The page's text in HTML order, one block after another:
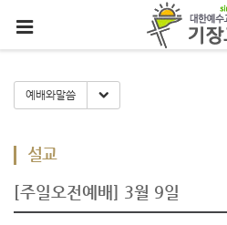
예배와말씀 Toggle Dropdown
설교
[주일오전예배] 3월 9일